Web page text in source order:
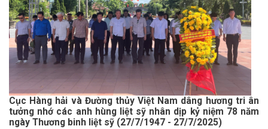
Cục Hàng hải và Đường thủy Việt Nam dâng hương tri ân
tưởng nhớ các anh hùng liệt sỹ nhân dịp kỷ niệm 78 năm
ngày Thương binh liệt sỹ (27/7/1947 - 27/7/2025)